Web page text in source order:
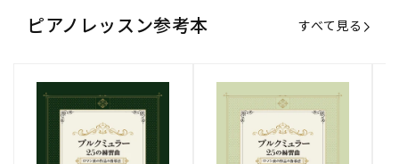
ピアノレッスン参考本 すべて見る